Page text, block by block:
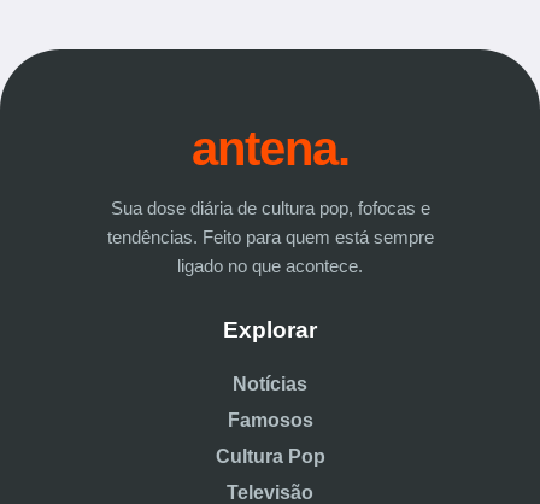
antena.
Sua dose diária de cultura pop, fofocas e
tendências. Feito para quem está sempre
ligado no que acontece.
Explorar
Notícias
Famosos
Cultura Pop
Televisão